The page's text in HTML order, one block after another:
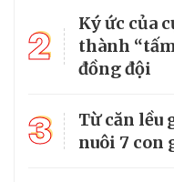
2
Ký ức của
thành
đồng đội
3
Từ căn lều
nuôi 7 con